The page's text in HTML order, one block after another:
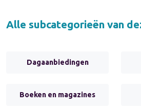
Alle subcategorieën van
Dagaanbiedingen
Boeken en magazines